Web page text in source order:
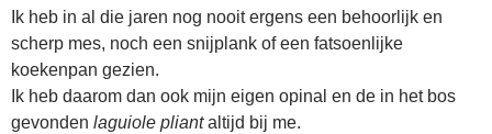
Ik heb in al die jaren nog nooit ergens een behoorlijk en
scherp mes, noch een snijplank of een fatsoenlijke
koekenpan gezien.
Ik heb daarom dan ook mijn eigen opinal en de in het bos
gevonden laguiole pliantaltijd bij me.